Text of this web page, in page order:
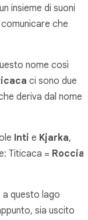
insieme di suoni
che
nome così
ci sono due
deriva dal nome
Inti e Kjarka,
Titicaca = Roccia
a questo lago
sia uscito